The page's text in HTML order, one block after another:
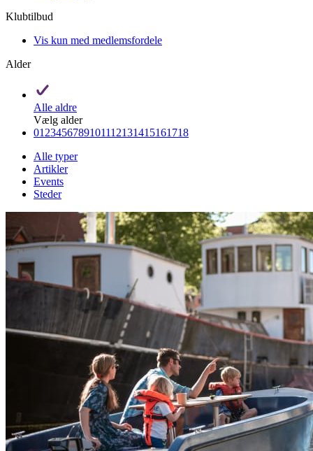
Klubtilbud
Vis kun med medlemsfordele
Alder
Alle aldre
Vælg alder
0123456789101112131415161718
Alle typer
Artikler
Events
Steder